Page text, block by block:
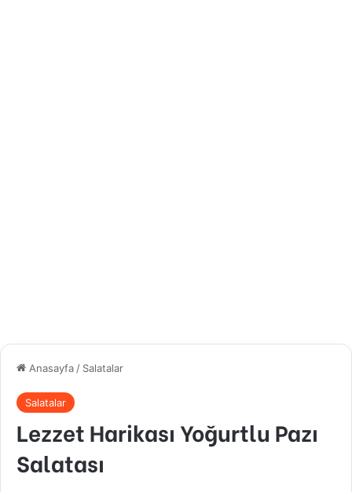
Anasayfa / Salatalar
Salatalar
Lezzet Harikası Yoğurtlu Pazı
Salatası